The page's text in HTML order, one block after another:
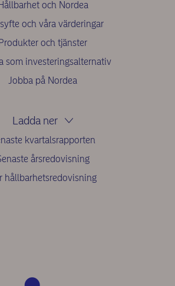
och Nordea
och våra värderingar
Produkter och tjänster
som investeringsalternativ
Jobba på Nordea
Ladda ner
kvartalsrapporten
årsredovisning
hållbarhetsredovisning